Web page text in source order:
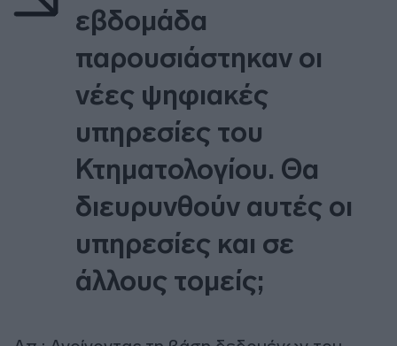
εβδομάδα
παρουσιάστηκαν οι
νέες ψηφιακές
υπηρεσίες του
Κτηματολογίου. Θα
διευρυνθούν αυτές οι
υπηρεσίες και σε
άλλους τομείς;